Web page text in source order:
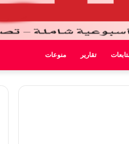
تقارير منوعات